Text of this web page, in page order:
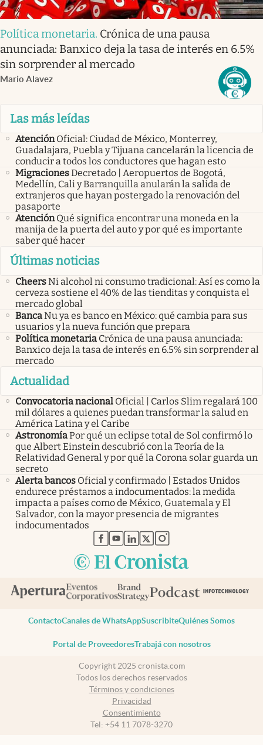
Política monetaria. Crónica de una pausa
anunciada: Banxico deja la tasa de interés en 6.5%
sin sorprender al mercado
Mario Alavez
Las más leídas
Atención Oficial: Ciudad de México, Monterrey,
Guadalajara, Puebla y Tijuana cancelarán la licencia de
conducir a todos los conductores que hagan esto
MigracionesDecretado | Aeropuertos de Bogotá,
Medellín, Cali y Barranquilla anularán la salida de
extranjeros que hayan postergado la renovación del
pasaporte
Atención Qué significa encontrar una moneda en la
manija de la puerta del auto y por qué es importante
saber qué hacer
Últimas noticias
CheersNi alcohol ni consumo tradicional: Así es como la
cerveza sostiene el 40% de las tienditas y conquista el
mercado global
BancaNu ya es banco en México: qué cambia para sus
usuarios y la nueva función que prepara
Política monetaria Crónica de una pausa anunciada:
Banxico deja la tasa de interés en 6.5% sin sorprender al
mercado
Actualidad
Convocatoria nacional Oficial | Carlos Slim regalará 100
mil dólares a quienes puedan transformar la salud en
América Latina y el Caribe
AstronomíaPor qué un eclipse total de Sol confirmó lo
que Albert Einstein descubrió con la Teoría de la
Relatividad General y por qué la Corona solar guarda un
secreto
Alerta bancos Oficial y confirmado | Estados Unidos
endurece préstamos a indocumentados: la medida
impacta a países como de México, Guatemala y El
Salvador, con la mayor presencia de migrantes
indocumentados
abre en nueva pestaña
abre en nueva pestaña
abre en nueva pestaña
abre en nueva pestaña
abre en nueva pestaña
ContactoCanales de WhatsAppSuscribiteQuiénes Somos
Portal de ProveedoresTrabajá con nosotros
Copyright 2025 cronista.com
Todos los derechos reservados
Términos y condiciones
Privacidad
Consentimiento
Tel: +54 11 7078-3270